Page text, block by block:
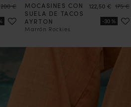
Precio
Precio
200 €
MOCASINES CON
SUELA DE TACOS
AYRTON
Marrón Rockies
Precio
122,50 € Precio
175 €